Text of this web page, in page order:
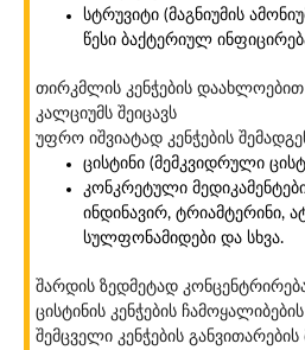
სტრუვიტი (მაგნიუმის
წესი ბაქტერიულ
თირკმლის კენჭების
კალციუმს შეიცავს
უფრო იშვიატად კენჭების
ცისტინი (მემკვიდრული
კონკრეტული
ინდინავირ, ტრიამტერინი,
სულფონამიდები და სხვა.
შარდის ზედმეტად
ცისტინის კენჭების
შემცველი კენჭების განვითარების